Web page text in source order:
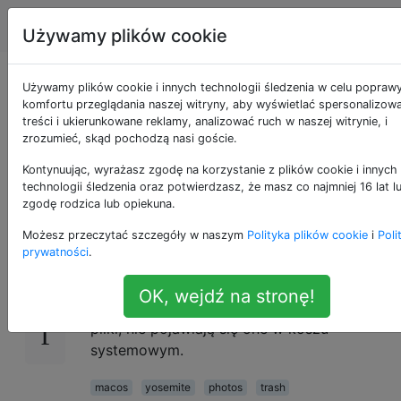
Apple Tagi
Gdzie są śmieci w
nowej aplikacji
Zdjęcia?
19
iPhoto miał własny kosz, a kiedy go
kosza systemowego. Nie mogę tego znaleźć
w nowej aplikacji Zdjęcia. Kiedy usuwam
pliki, nie pojawiają się one w koszu
systemowym.
macos yosemite photos
trash
Używamy plików cookie
Używamy plików cookie i innych technologii śledzenia w celu
komfortu przeglądania naszej witryny, aby wyświetlać
treści i ukierunkowane reklamy, analizować ruch w naszej witrynie, i
zrozumieć, skąd pochodzą nasi goście.
Kontynuując, wyrażasz zgodę na korzystanie z plików cookie i innych
technologii śledzenia oraz potwierdzasz, że masz co najmniej 16 lat
zgodę rodzica lub opiekuna.
Możesz przeczytać szczegóły w naszym Polityka plików cookie i
prywatności.
OK, wejdź na stronę!